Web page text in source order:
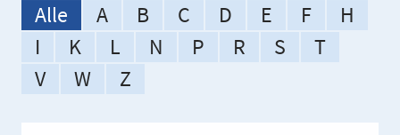
Alle A B C D E F
H
I
K L N P R S
T
V
W Z